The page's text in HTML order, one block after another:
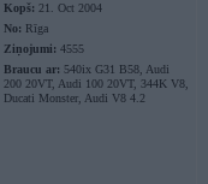
Kopš: 21. Oct 2004
No: Rīga
Ziņojumi: 4555
Braucu ar: 540ix G31 B58, Audi
200 20VT, Audi 100 20VT, 344K V8,
Ducati Monster, Audi V8 4.2